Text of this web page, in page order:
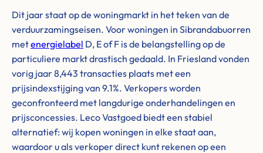
Dit jaar staat op de woningmarkt in het teken van de
verduurzamingseisen. Voor woningen in Sibrandabuorren
metenergielabel D, E of F is de belangstelling op de
particuliere markt drastisch gedaald. In Friesland vonden
vorig jaar 8,443 transacties plaats met een
prijsindexstijging van 9.1%. Verkopers worden
geconfronteerd met langdurige onderhandelingen en
prijsconcessies. Leco Vastgoed biedt een stabiel
alternatief: wij kopen woningen in elke staat aan,
waardoor u als verkoper direct kunt rekenen op een